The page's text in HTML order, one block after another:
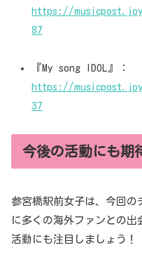
https://
87
『My song IDOL』：
https://
37
今後の活動にも期
参宮橋駅前女子は、今回の
に多くの海外ファンとの
活動にも注目しましょう！